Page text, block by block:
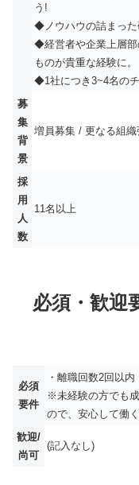
う!
◆ノウハウの詰まった
◆経営者や企業上層部
ものが貴重な経験に。
◆1社につき3~4名の
募
集
背
景
増員募集 / 更なる組織
採
用
人
数
11名以上
必須・歓迎
必須
要件
・離職回数2回以内
※未経験の方でも
ので、安心して働
歓迎/
尚可
(記入なし)